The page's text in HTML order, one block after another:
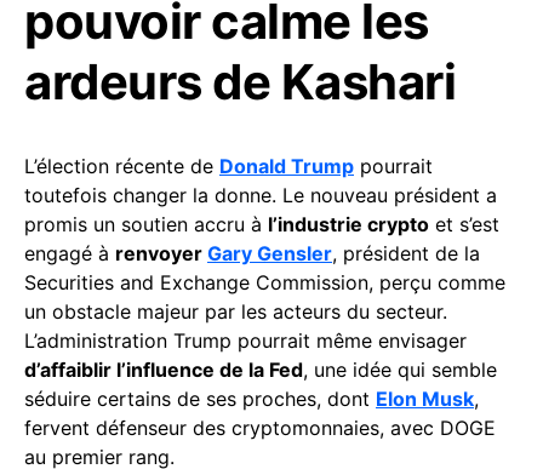
pouvoir calme les
ardeurs de Kashari
L’élection récente de Donald Trump pourrait
toutefois changer la donne. Le nouveau président a
promis un soutien accru à l’industrie crypto et s’est
engagé à renvoyer Gary Gensler, président de la
Securities and Exchange Commission, perçu comme
un obstacle majeur par les acteurs du secteur.
L’administration Trump pourrait même envisager
d’affaiblir l’influence de la Fed, une idée qui semble
séduire certains de ses proches, dont Elon Musk,
fervent défenseur des cryptomonnaies, avec DOGE
au premier rang.